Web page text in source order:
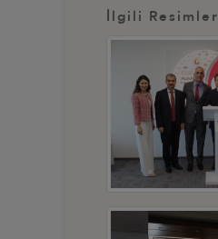
İlgili Resimler